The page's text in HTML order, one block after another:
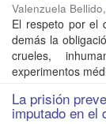
Valenzuela
El respeto por el
demás la
crueles,
experimentos
La prisión
imputado en el